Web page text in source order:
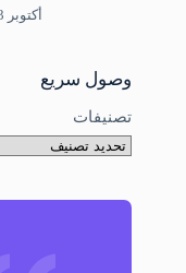
أكتوبر 3, 2020
وصول سريع
تصنيفات